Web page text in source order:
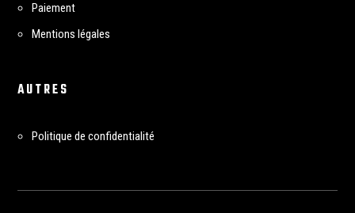
Paiement
Mentions légales
AUTRES
Politique de confidentialité